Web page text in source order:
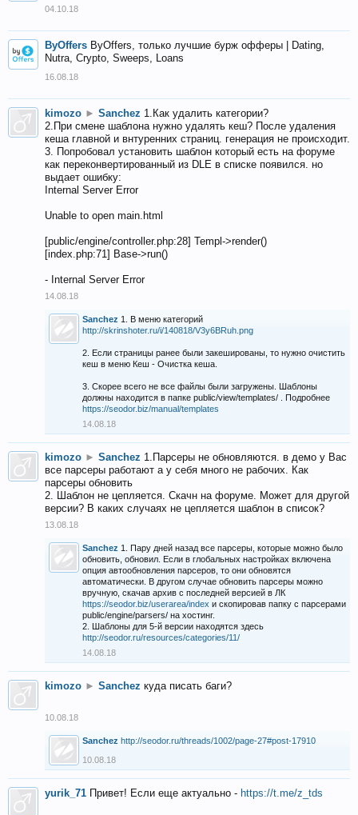
04.10.18
ByOffers ByOffers, только лучшие бурж офферы | Dating,
Nutra, Crypto, Sweeps, Loans
16.08.18
kimozo ► Sanchez 1.Как удалить категории?
2.При смене шаблона нужно удалять кеш? После удаления
кеша главной и внтуренних страниц. генерация не происходит.
3. Попробовал установить шаблон который есть на форуме
как переконвертированный из DLE в списке появился. но
выдает ошибку:
Internal Server Error
Unable to open main.html
[public/engine/controller.php:28] Templ->render()
[index.php:71] Base->run()
- Internal Server Error
14.08.18
Sanchez 1. В меню категорий
http://skrinshoter.ru/i/140818/V3y6BRuh.png
2. Если страницы ранее были закешированы, то нужно очистить
кеш в меню Кеш - Очистка кеша.
3. Скорее всего не все файлы были загружены. Шаблоны
должны находится в папке public/view/templates/ . Подробнее
https://seodor.biz/manual/templates
14.08.18
kimozo ► Sanchez 1.Парсеры не обновляются. в демо у Вас
все парсеры работают а у себя много не рабочих. Как
парсеры обновить
2. Шаблон не цепляется. Скачн на форуме. Может для другой
версии? В каких случаях не цепляется шаблон в список?
13.08.18
Sanchez 1. Пару дней назад все парсеры, которые можно было
обновить, обновил. Если в глобальных настройках включена
опция автообновления парсеров, то они обновятся
автоматически. В другом случае обновить парсеры можно
вручную, скачав архив с последней версией в ЛК
https://seodor.biz/userarea/index и скопировав папку с парсерами
public/engine/parsers/ на хостинг.
2. Шаблоны для 5-й версии находятся здесь
http://seodor.ru/resources/categories/11/
14.08.18
kimozo ► Sanchez куда писать баги?
10.08.18
Sanchez http://seodor.ru/threads/1002/page-27#post-17910
10.08.18
yurik_71 Привет! Если еще актуально - https://t.me/z_tds